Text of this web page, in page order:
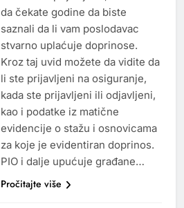
da čekate godine da biste
saznali da li vam poslodavac
stvarno uplaćuje doprinose.
Kroz taj uvid možete da vidite da
li ste prijavljeni na osiguranje,
kada ste prijavljeni ili odjavljeni,
kao i podatke iz matične
evidencije o stažu i osnovicama
za koje je evidentiran doprinos.
PIO i dalje upućuje građane…
Pročitajte više